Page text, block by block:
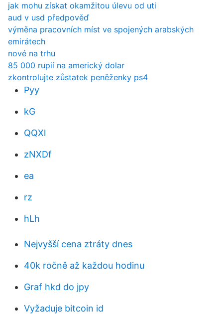
jak mohu získat okamžitou úlevu od uti
aud v usd předpověď
výměna pracovních míst ve spojených arabských
emirátech
nové na trhu
85 000 rupií na americký dolar
zkontrolujte zůstatek peněženky ps4
Pyy
kG
QQXl
zNXDf
ea
rz
hLh
Nejvyšší cena ztráty dnes
40k ročně až každou hodinu
Graf hkd do jpy
Vyžaduje bitcoin id